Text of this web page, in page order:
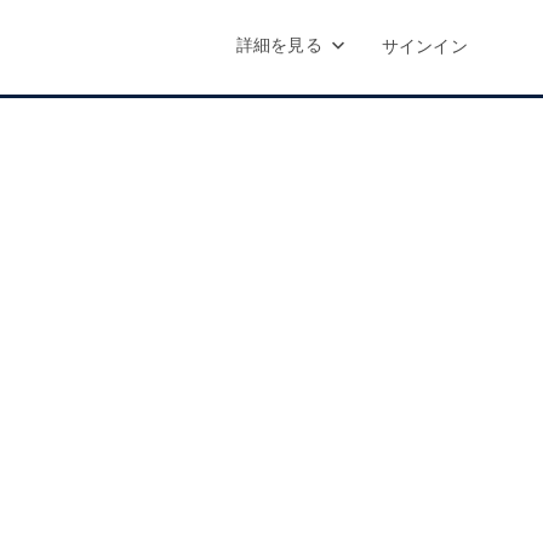
詳細を見る サインイン